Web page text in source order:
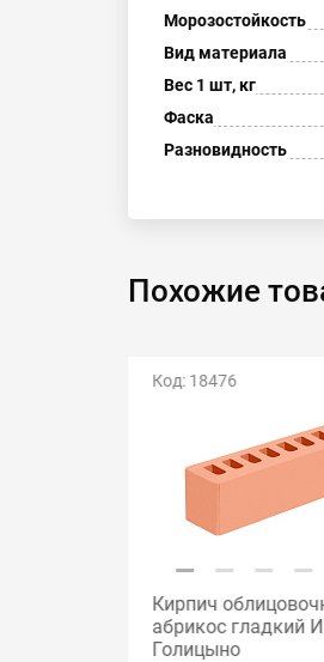
Морозостойкость
Вид материала
Вес 1 шт, кг
Фаска
Разновидность
Похожие
Код: 18476
Кирпич
абрикос гладкий
Голицыно